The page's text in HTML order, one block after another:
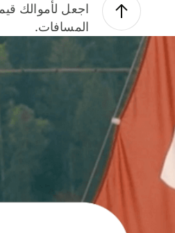
اجعل لأموالك
المسافات.